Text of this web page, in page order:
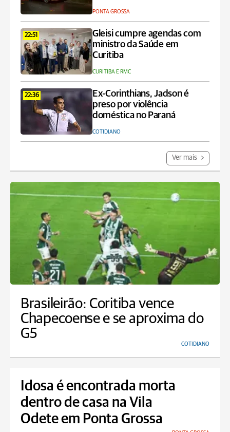
PONTA GROSSA
22:51
Gleisi cumpre agendas com
ministro da Saúde em
Curitiba
CURITIBA E RMC
22:36
Ex-Corinthians, Jadson é
preso por violência
doméstica no Paraná
COTIDIANO
Ver mais
Brasileirão: Coritiba vence
Chapecoense e se aproxima do
G5
COTIDIANO
Idosa é encontrada morta
dentro de casa na Vila
Odete em Ponta Grossa